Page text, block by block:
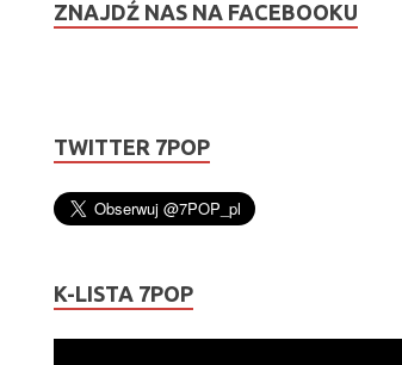
ZNAJDŹ NAS NA FACEBOOKU
TWITTER 7POP
K-LISTA 7POP